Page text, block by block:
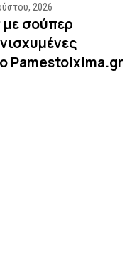
2026
σούπερ
Pamestoixima.gr